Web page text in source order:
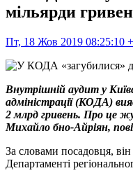
мільярди
Пт, 18 Жов 2019 08:25:10
Внутрішній аудит у
адміністрації (КОДА)
2 млрд гривень. Про це
Михайло бно-Айріян,
За словами посадовця,
Департаменті